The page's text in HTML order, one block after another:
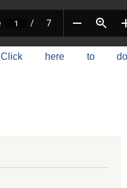
Click here to